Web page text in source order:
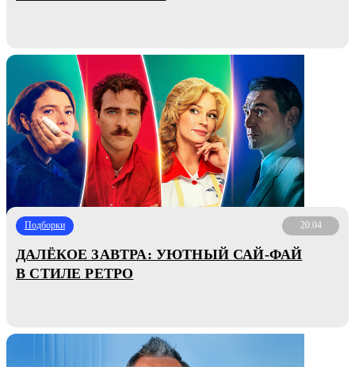
Подборки 20.04
ДАЛЁКОЕ ЗАВТРА: УЮТНЫЙ САЙ-ФАЙ
В СТИЛЕ РЕТРО